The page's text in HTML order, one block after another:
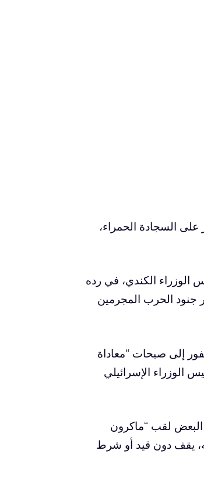
على السجادة الحمراء،
الوزراء الكندي، في رده
جنود الحرب المجرمين
إلى صيحات “معاداة
الوزراء الإسرائيلي
البعض لقب “ماكرون
يقف دون قيد أو شرط